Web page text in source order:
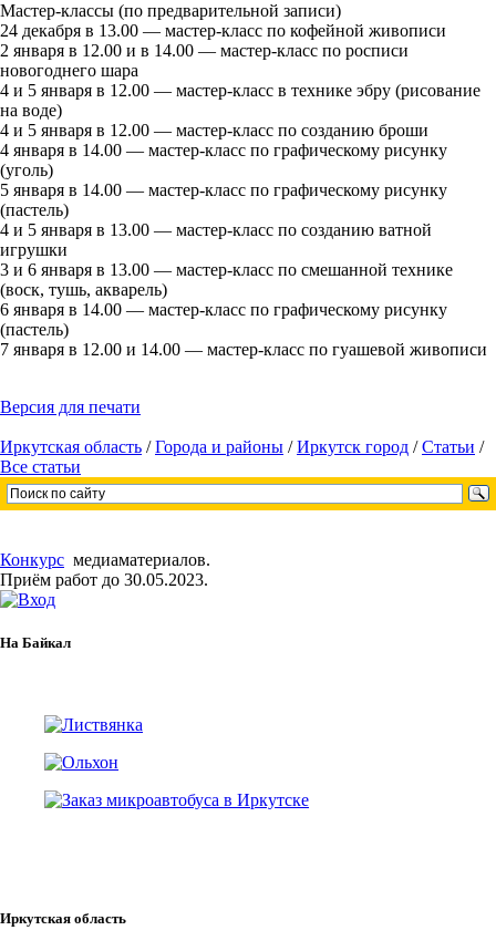
Мастер-классы (по предварительной записи)
24 декабря в 13.00 — мастер-класс по кофейной живописи
2 января в 12.00 и в 14.00 — мастер-класс по росписи
новогоднего шара
4 и 5 января в 12.00 — мастер-класс в технике эбру (рисование
на воде)
4 и 5 января в 12.00 — мастер-класс по созданию броши
4 января в 14.00 — мастер-класс по графическому рисунку
(уголь)
5 января в 14.00 — мастер-класс по графическому рисунку
(пастель)
4 и 5 января в 13.00 — мастер-класс по созданию ватной
игрушки
3 и 6 января в 13.00 — мастер-класс по смешанной технике
(воск, тушь, акварель)
6 января в 14.00 — мастер-класс по графическому рисунку
(пастель)
7 января в 12.00 и 14.00 — мастер-класс по гуашевой живописи
Версия для печати
Иркутская область /Города и районы /Иркутск город /Статьи /
Все статьи
Конкурс медиаматериалов.
Приём работ до 30.05.2023.
На Байкал
Иркутская область